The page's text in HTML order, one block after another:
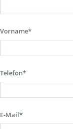
Vorname*
Telefon*
E-Mail*